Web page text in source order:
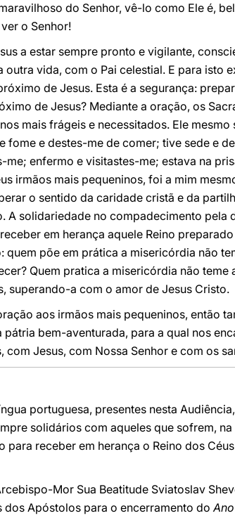
do Senhor, vê-lo como Ele é,
o Senhor!
a estar sempre pronto e vigilante,
vida, com o Pai celestial. E para isto
de Jesus. Esta é a segurança:
de Jesus? Mediante a oração, os
mais frágeis e necessitados. Ele
e destes-me de comer; tive sede e
enfermo e visitastes-me; estava na
irmãos mais pequeninos, foi a mim
o sentido da caridade cristã e da
solidariedade no compadecimento pela
em herança aquele Reino
quem põe em prática a misericórdia não
Quem pratica a misericórdia não teme
superando-a com o amor de Jesus Cristo.
aos irmãos mais pequeninos, então
bem-aventurada, para a qual nos
Jesus, com Nossa Senhor e com os
portuguesa, presentes nesta
solidários com aqueles que sofrem,
receber em herança o Reino dos
Mor Sua Beatitude Sviatoslav
Apóstolos para o encerramento do